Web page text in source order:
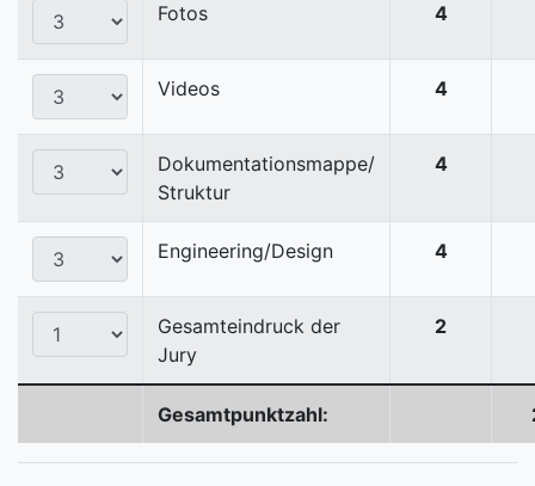
Fotos 4
Videos 4
Dokumentationsmappe/
Struktur
4
Engineering/Design 4
Gesamteindruck der
Jury
2
Gesamtpunktzahl: